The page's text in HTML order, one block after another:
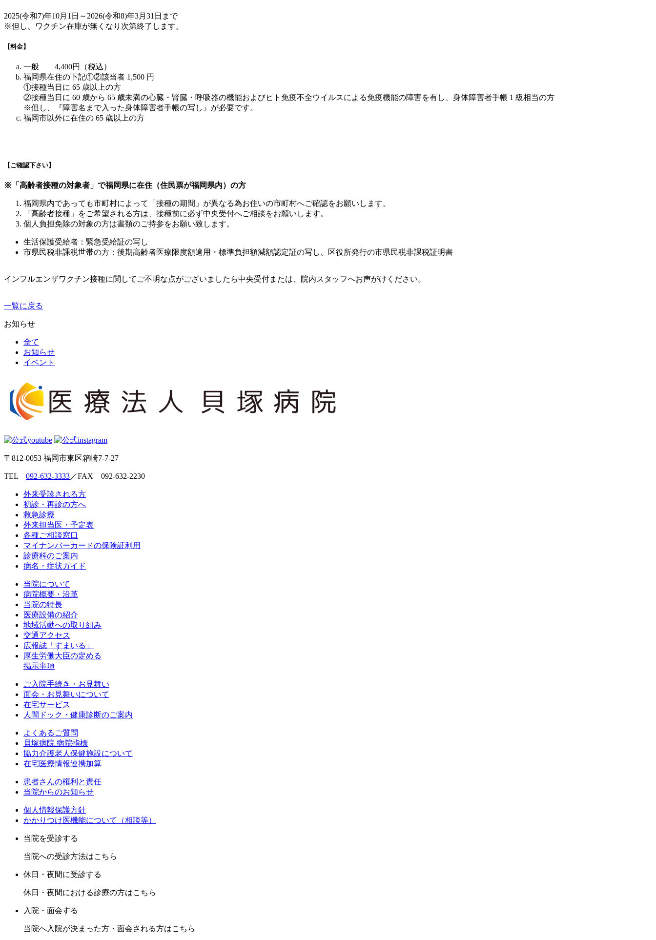
2025(令和7)年10月1日～2026(令和8)年3月31日まで
※但し、ワクチン在庫が無くなり次第終了します。
【料金】
一般 4,400円（税込）
福岡県在住の下記①②該当者 1,500 円
①接種当日に 65 歳以上の方
②接種当日に 60 歳から 65 歳未満の心臓・腎臓・呼吸器の機能およびヒト免疫不全ウイルスによる免疫機能の障害を有し、身体障害者手帳 1 級相当の方
※但し、『障害名まで入った身体障害者手帳の写し』が必要です。
福岡市以外に在住の 65 歳以上の方
【ご確認下さい】
※「高齢者接種の対象者」で福岡県に在住（住民票が福岡県内）の方
福岡県内であっても市町村によって「接種の期間」が異なる為お住いの市町村へご確認をお願いします。
「高齢者接種」をご希望される方は、接種前に必ず中央受付へご相談をお願いします。
個人負担免除の対象の方は書類のご持参をお願い致します。
生活保護受給者：緊急受給証の写し
市県民税非課税世帯の方：後期高齢者医療限度額適用・標準負担額減額認定証の写し、区役所発行の市県民税非課税証明書
インフルエンザワクチン接種に関してご不明な点がございましたら中央受付または、院内スタッフへお声がけください。
一覧に戻る
お知らせ
全て
お知らせ
イベント
〒812-0053 福岡市東区箱崎7-7-27
TEL 092-632-3333／FAX 092-632-2230
外来受診される方
初診・再診の方へ
救急診療
外来担当医・予定表
各種ご相談窓口
マイナンバーカードの保険証利用
診療科のご案内
病名・症状ガイド
当院について
病院概要・沿革
当院の特長
医療設備の紹介
地域活動への取り組み
交通アクセス
広報誌「すまいる」
厚生労働大臣の定める
掲示事項
ご入院手続き・お見舞い
面会・お見舞いについて
在宅サービス
人間ドック・健康診断のご案内
よくあるご質問
貝塚病院 病院指標
協力介護老人保健施設について
在宅医療情報連携加算
患者さんの権利と責任
当院からのお知らせ
個人情報保護方針
かかりつけ医機能について（相談等）
当院を受診する
当院への受診方法はこちら
休日・夜間に受診する
休日・夜間における診療の方はこちら
入院・面会する
当院へ入院が決まった方・面会される方はこちら